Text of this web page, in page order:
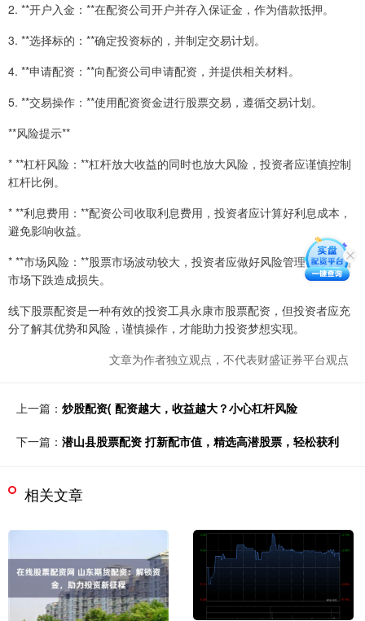
2. **开户入金：**在配资公司开户并存入保证金，作为借款抵押。
3. **选择标的：**确定投资标的，并制定交易计划。
4. **申请配资：**向配资公司申请配资，并提供相关材料。
5. **交易操作：**使用配资资金进行股票交易，遵循交易计划。
**风险提示**
* **杠杆风险：**杠杆放大收益的同时也放大风险，投资者应谨慎控制
杠杆比例。
* **利息费用：**配资公司收取利息费用，投资者应计算好利息成本，
避免影响收益。
* **市场风险：**股票市场波动较大，投资者应做好风险管理，避免因
市场下跌造成损失。
线下股票配资是一种有效的投资工具永康市股票配资，但投资者应充
分了解其优势和风险，谨慎操作，才能助力投资梦想实现。
文章为作者独立观点，不代表财盛证券平台观点
上一篇： 炒股配资( 配资越大，收益越大？小心杠杆风险
下一篇： 潜山县股票配资 打新配市值，精选高潜股票，轻松获利
相关文章